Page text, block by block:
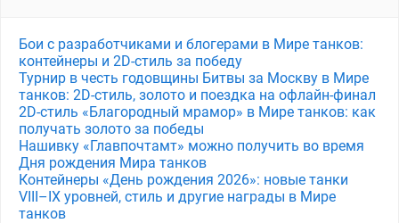
Бои с разработчиками и блогерами в Мире танков:
контейнеры и 2D-стиль за победу
Турнир в честь годовщины Битвы за Москву в Мире
танков: 2D-стиль, золото и поездка на офлайн-финал
2D-стиль «Благородный мрамор» в Мире танков: как
получать золото за победы
Нашивку «Главпочтамт» можно получить во время
Дня рождения Мира танков
Контейнеры «День рождения 2026»: новые танки
VIII–IX уровней, стиль и другие награды в Мире
танков